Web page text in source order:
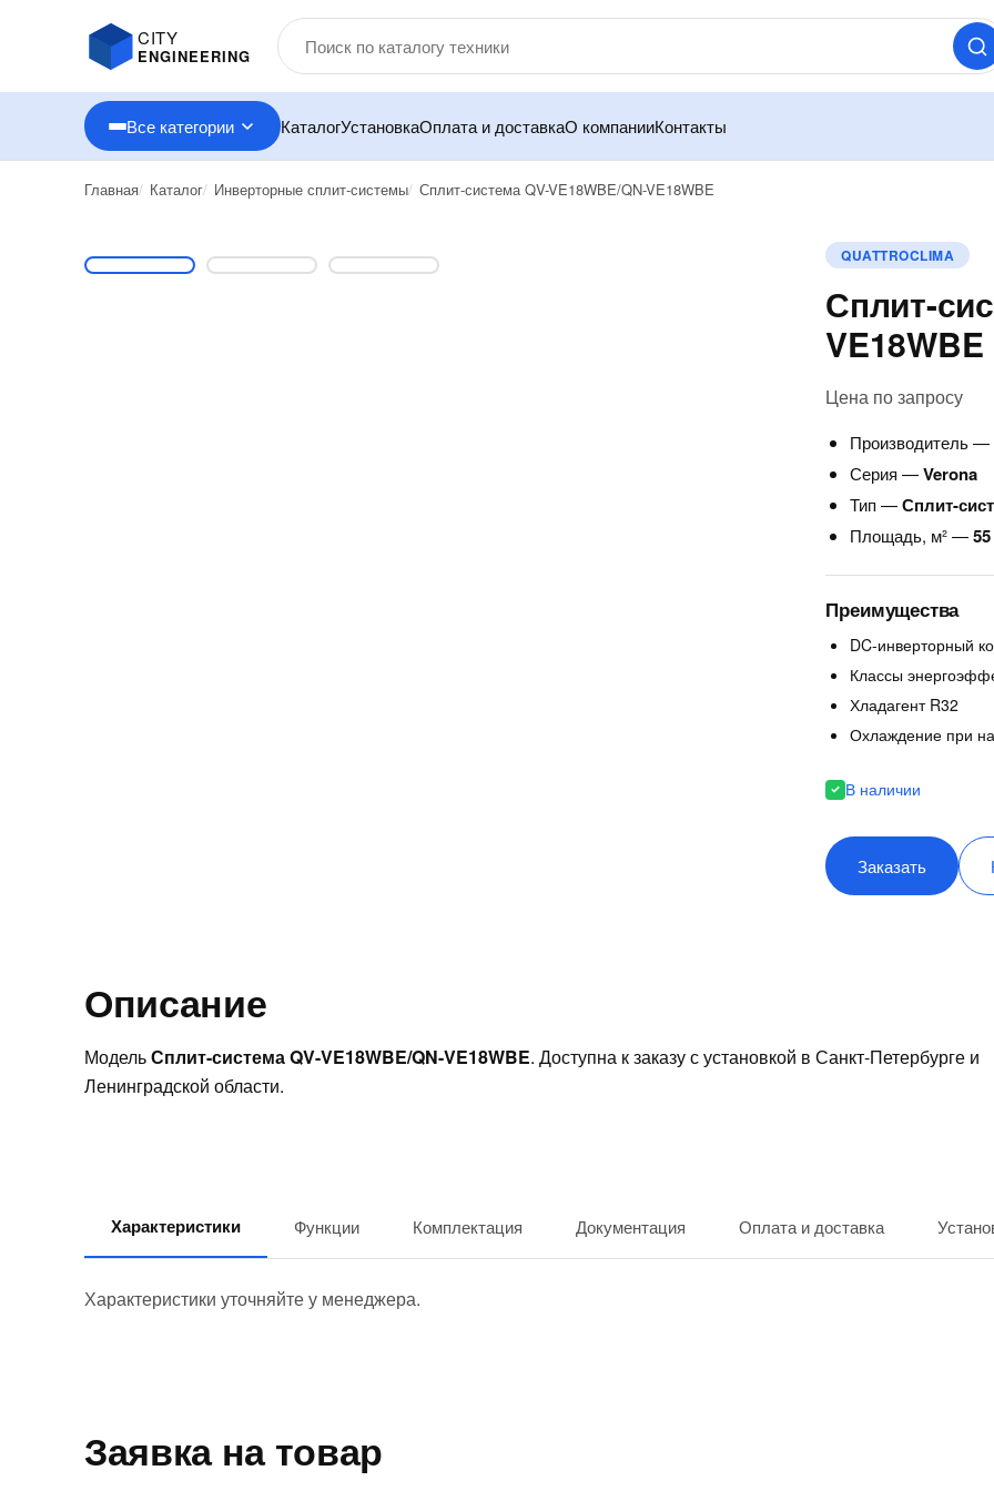
CITY
ENGINEERING
Все категории КаталогУстановкаОплата и доставкаО компанииКонтакты
Главная Каталог Инверторные сплит-системы Сплит-система QV-VE18WBE/QN-VE18WBE
QUATTROCLIMA
Сплит-
VE18WBE
Цена по запросу
Производитель —
Серия —Verona
Тип —Сплит-
Площадь, м² —55
Преимущества
DC-инверторный
Классы
Хладагент R32
Охлаждение при
В наличии
Заказать
Описание
МодельСплит-система QV-VE18WBE/QN-VE18WBE. Доступна к заказу с установкой в Санкт-Петербурге и
Ленинградской области.
Характеристики Функции Комплектация Документация Оплата и доставка
Характеристики уточняйте у менеджера.
Заявка на товар